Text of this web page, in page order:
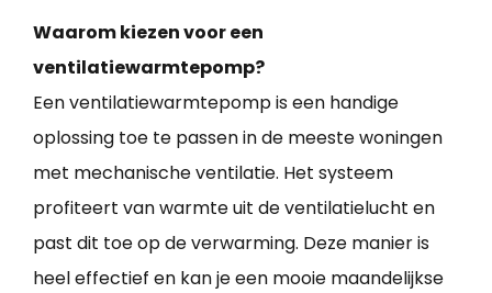
Waarom kiezen voor een
ventilatiewarmtepomp?
Een ventilatiewarmtepomp is een handige
oplossing toe te passen in de meeste woningen
met mechanische ventilatie. Het systeem
profiteert van warmte uit de ventilatielucht en
past dit toe op de verwarming. Deze manier is
heel effectief en kan je een mooie maandelijkse